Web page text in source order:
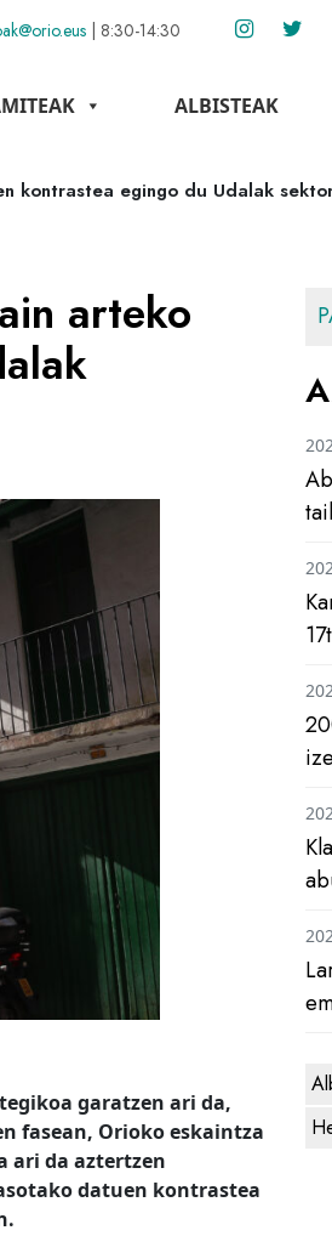
| 8:30-14:30
ALBISTEAK
kontrastea egingo du Udalak
arteko
garatzen ari da,
fasean, Orioko eskaintza
ari da aztertzen
datuen kontrastea